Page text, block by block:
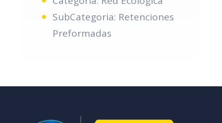
SubCategoria: Retenciones
Preformadas